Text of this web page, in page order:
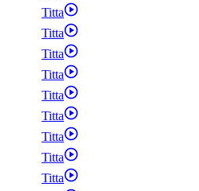
Titta
Titta
Titta
Titta
Titta
Titta
Titta
Titta
Titta